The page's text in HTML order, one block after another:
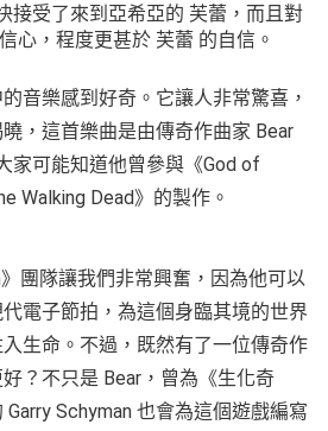
接受了來到亞希亞的 芙蕾，而且對
心，程度更甚於 芙蕾 的自信。
音樂感到好奇。它讓人非常驚喜，
，這首樂曲是由傳奇作曲家 Bear
家可能知道他曾參與《God of
Walking Dead》的製作。
團隊讓我們非常興奮，因為他可以
電子節拍，為這個身臨其境的世界
生命。不過，既然有了一位傳奇作
？不只是 Bear，曾為《生化奇
Schyman 也會為這個遊戲編寫